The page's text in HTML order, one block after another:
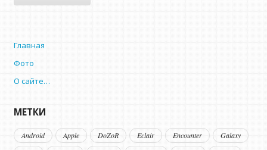
Главная
Фото
О сайте…
МЕТКИ
Android Apple DoZoR Eclair Encounter
Galaxy